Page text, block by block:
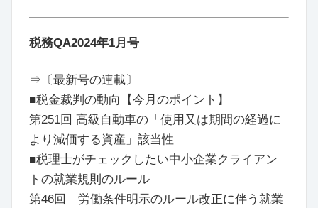
税務QA2024年1月号
⇒〔最新号の連載〕
■税金裁判の動向【今月のポイント】
第251回 高級自動車の「使用又は期間の経過に
より減価する資産」該当性
■税理士がチェックしたい中小企業クライアン
トの就業規則のルール
第46回 労働条件明示のルール改正に伴う就業